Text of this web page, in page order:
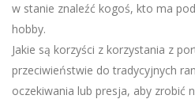
w stanie znaleźć kogoś, kto ma
hobby.
Jakie są korzyści z korzystania z
przeciwieństwie do tradycyjnych
oczekiwania lub presja, aby zrobić